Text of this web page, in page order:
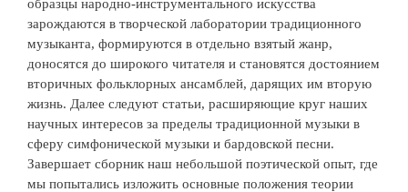
образцы народно-инструментального искусства
зарождаются в творческой лаборатории традиционного
музыканта, формируются в отдельно взятый жанр,
доносятся до широкого читателя и становятся достоянием
вторичных фольклорных ансамблей, дарящих им вторую
жизнь. Далее следуют статьи, расширяющие круг наших
научных интересов за пределы традиционной музыки в
сферу симфонической музыки и бардовской песни.
Завершает сборник наш небольшой поэтической опыт, где
мы попытались изложить основные положения теории